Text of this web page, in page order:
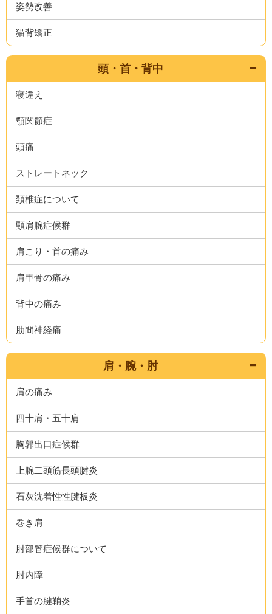
姿勢改善
猫背矯正
頭・首・背中
寝違え
顎関節症
頭痛
ストレートネック
頚椎症について
頸肩腕症候群
肩こり・首の痛み
肩甲骨の痛み
背中の痛み
肋間神経痛
肩・腕・肘
肩の痛み
四十肩・五十肩
胸郭出口症候群
上腕二頭筋長頭腱炎
石灰沈着性性腱板炎
巻き肩
肘部管症候群について
肘内障
手首の腱鞘炎